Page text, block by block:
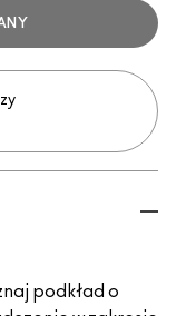
podkład o